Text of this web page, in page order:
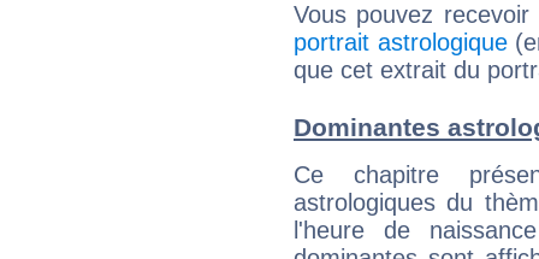
Vous pouvez
portrait astrologique
que cet extrait du
Dominantes
Ce chapitre
astrologiques du
l'heure de